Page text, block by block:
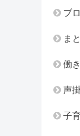
ブ
ま
働
声
子